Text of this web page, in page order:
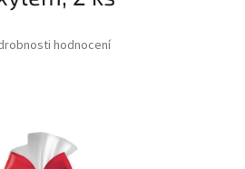
hodnocení